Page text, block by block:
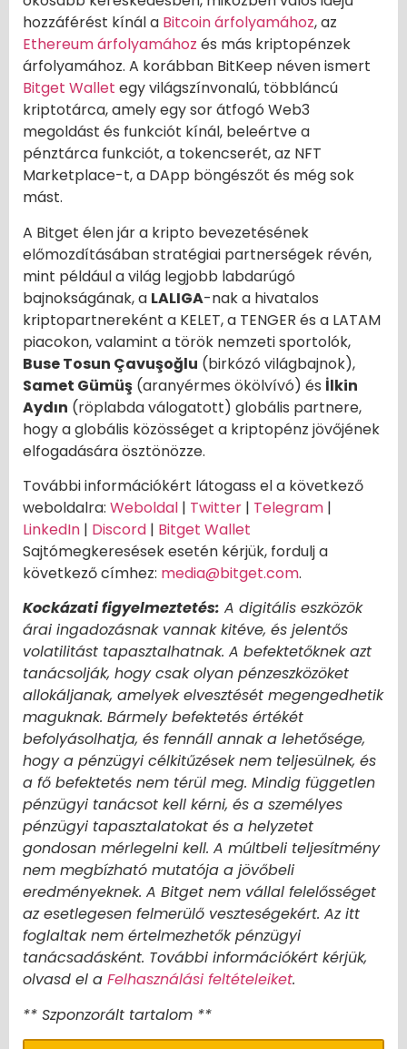
hozzáférést kínál a Bitcoin árfolyamához, az
Ethereum árfolyamához és más kriptopénzek
árfolyamához. A korábban BitKeep néven ismert
Bitget Wallet egy világszínvonalú, többláncú
kriptotárca, amely egy sor átfogó Web3
megoldást és funkciót kínál, beleértve a
pénztárca funkciót, a tokencserét, az NFT
Marketplace-t, a DApp böngészőt és még sok
mást.
A Bitget élen jár a kripto bevezetésének
előmozdításában stratégiai partnerségek révén,
mint például a világ legjobb labdarúgó
bajnokságának, a LALIGA-nak a hivatalos
kriptopartnereként a KELET, a TENGER és a LATAM
piacokon, valamint a török nemzeti sportolók,
Buse Tosun Çavuşoğlu (birkózó világbajnok),
Samet Gümüş (aranyérmes ökölvívó) és İlkin
Aydın (röplabda válogatott) globális partnere,
hogy a globális közösséget a kriptopénz jövőjének
elfogadására ösztönözze.
További információkért látogass el a következő
weboldalra: Weboldal | Twitter | Telegram |
LinkedIn | Discord | Bitget Wallet
Sajtómegkeresések esetén kérjük, fordulj a
következő címhez: media@bitget.com.
Kockázati figyelmeztetés: A digitális eszközök
árai ingadozásnak vannak kitéve, és jelentős
volatilitást tapasztalhatnak. A befektetőknek azt
tanácsolják, hogy csak olyan pénzeszközöket
allokáljanak, amelyek elvesztését megengedhetik
maguknak. Bármely befektetés értékét
befolyásolhatja, és fennáll annak a lehetősége,
hogy a pénzügyi célkitűzések nem teljesülnek, és
a fő befektetés nem térül meg. Mindig független
pénzügyi tanácsot kell kérni, és a személyes
pénzügyi tapasztalatokat és a helyzetet
gondosan mérlegelni kell. A múltbeli teljesítmény
nem megbízható mutatója a jövőbeli
eredményeknek. A Bitget nem vállal felelősséget
az esetlegesen felmerülő veszteségekért. Az itt
foglaltak nem értelmezhetők pénzügyi
tanácsadásként. További információkért kérjük,
olvasd el a Felhasználási feltételeiket.
** Szponzorált tartalom **